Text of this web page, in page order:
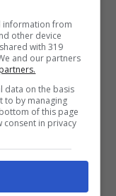
la
la
subito da
sera
information from
other device
with 319
and our partners
data on the basis
to by managing
of this page
consent in privacy